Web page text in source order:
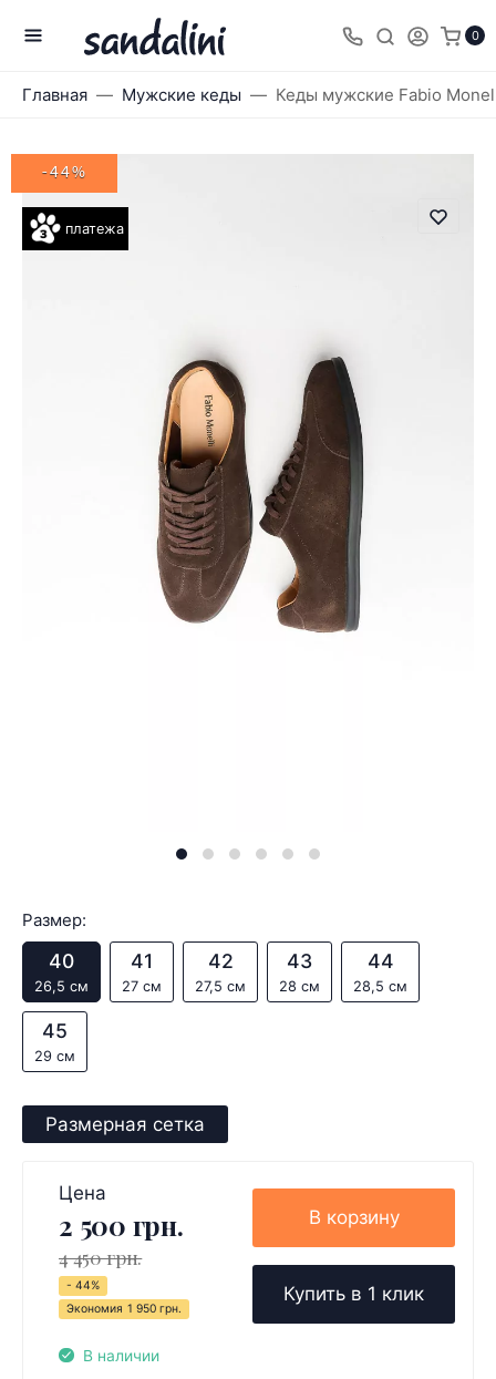
0
Главная Мужские кеды Кеды мужские Fabio
платежа
-44%
Размер:
40
26,5 см
41
27 см
42
27,5 см
43
28 см
44
28,5 см
45
29 см
Размерная сетка
Цена
2 500 грн.
4 450 грн.
- 44%
Экономия 1 950 грн.
В наличии
В корзину
Купить в 1 клик